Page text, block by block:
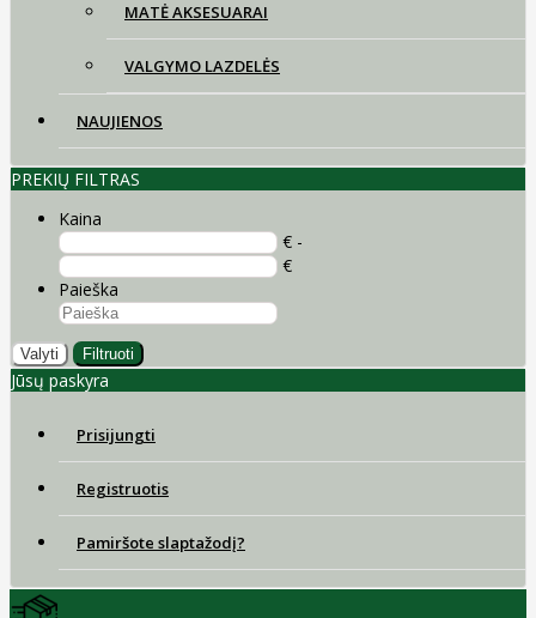
MATĖ AKSESUARAI
VALGYMO LAZDELĖS
NAUJIENOS
PREKIŲ FILTRAS
Kaina
€ -
€
Paieška
Valyti Filtruoti
Jūsų paskyra
Prisijungti
Registruotis
Pamiršote slaptažodį?